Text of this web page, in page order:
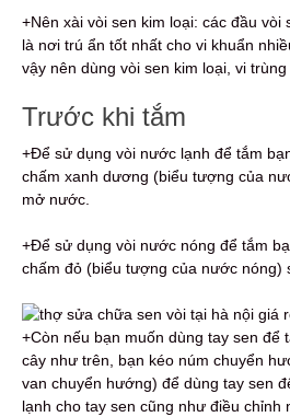
+Nên xài vòi sen kim loại: các đầu vòi
là nơi trú ẩn tốt nhất cho vi khuẩn
vậy nên dùng vòi sen kim loại, vi trùng
Trước khi tắm
+Để sử dụng vòi nước lạnh để tắm
chấm xanh dương (biểu tượng của
mở nước.
+Để sử dụng vòi nước nóng để tắm
chấm đỏ (biểu tượng của nước nóng)
+Còn nếu bạn muốn dùng tay sen để
cây như trên, bạn kéo núm chuyển
van chuyển hướng) để dùng tay sen
lạnh cho tay sen cũng như điều chỉnh